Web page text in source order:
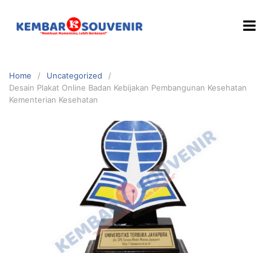
Home
Uncategorized
Desain Plakat Online Badan Kebijakan Pembangunan Kesehatan
Kementerian Kesehatan